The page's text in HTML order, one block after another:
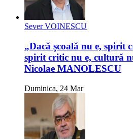
Sever VOINESCU
„Dacă școală nu e, spirit
spirit critic nu e, cultură
Nicolae MANOLESCU
Duminica, 24 Mar